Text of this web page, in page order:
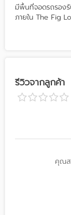
มีพื้นที่จอดรถรองรั
ภายใน The Fig
รีวิวจากลูกค้า
คุณส